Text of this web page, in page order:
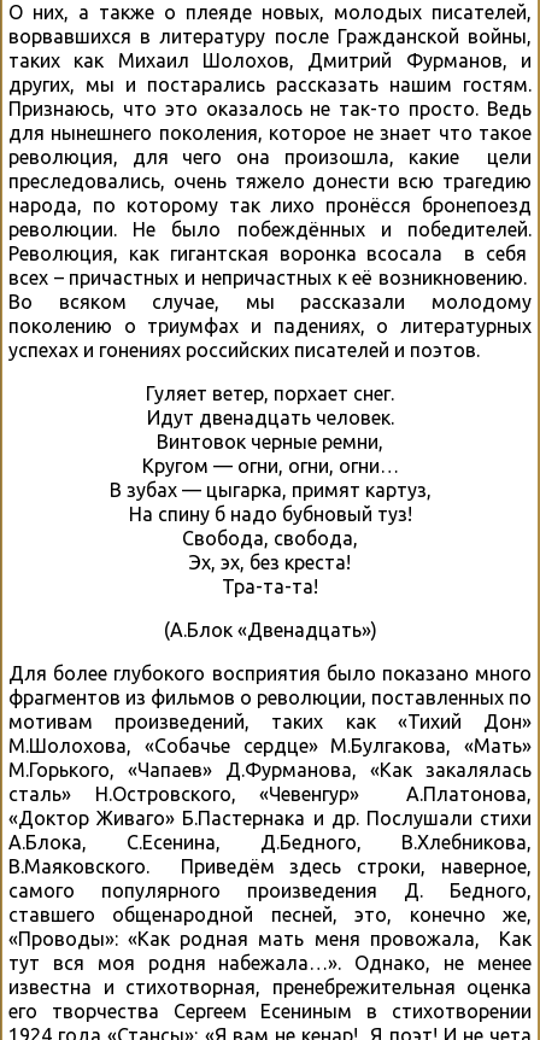
О них, а также о плеяде новых, молодых писателей,
ворвавшихся в литературу после Гражданской войны,
таких как Михаил Шолохов, Дмитрий Фурманов, и
других, мы и постарались рассказать нашим гостям.
Признаюсь, что это оказалось не так-то просто. Ведь
для нынешнего поколения, которое не знает что такое
революция, для чего она произошла, какие цели
преследовались, очень тяжело донести всю трагедию
народа, по которому так лихо пронёсся бронепоезд
революции. Не было побеждённых и победителей.
Революция, как гигантская воронка всосала в себя
всех – причастных и непричастных к её возникновению.
Во всяком случае, мы рассказали молодому
поколению о триумфах и падениях, о литературных
успехах и гонениях российских писателей и поэтов.
Гуляет ветер, порхает снег.
Идут двенадцать человек.
Винтовок черные ремни,
Кругом — огни, огни, огни…
В зубах — цыгарка, примят картуз,
На спину б надо бубновый туз!
Свобода, свобода,
Эх, эх, без креста!
Тра-та-та!
(А.Блок «Двенадцать»)
Для более глубокого восприятия было показано много
фрагментов из фильмов о революции, поставленных по
мотивам произведений, таких как «Тихий Дон»
М.Шолохова, «Собачье сердце» М.Булгакова, «Мать»
М.Горького, «Чапаев» Д.Фурманова, «Как закалялась
сталь» Н.Островского, «Чевенгур» А.Платонова,
«Доктор Живаго» Б.Пастернака и др. Послушали стихи
А.Блока, С.Есенина, Д.Бедного, В.Хлебникова,
В.Маяковского. Приведём здесь строки, наверное,
самого популярного произведения Д. Бедного,
ставшего общенародной песней, это, конечно же,
«Проводы»: «Как родная мать меня провожала, Как
тут вся моя родня набежала…». Однако, не менее
известна и стихотворная, пренебрежительная оценка
его творчества Сергеем Есениным в стихотворении
1924 года «Стансы»: «Я вам не кенар! Я поэт! И не чета